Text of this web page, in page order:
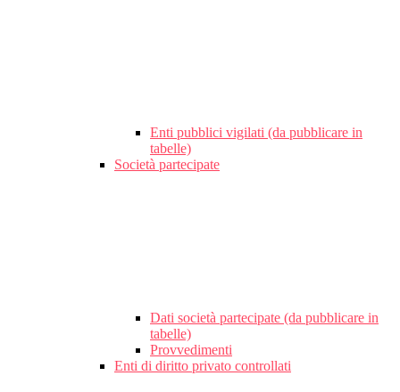
Enti pubblici vigilati (da pubblicare in
tabelle)
Società partecipate
Dati società partecipate (da pubblicare in
tabelle)
Provvedimenti
Enti di diritto privato controllati